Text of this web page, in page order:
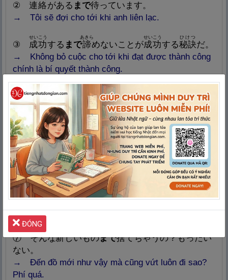
② 連
nối
絡がある まで待っています。
→ Tôi sẽ đợi cho tới khi anh liên lạc.
③ 成功
せいこう
する まで諦
Nghĩa: Xét kỹ, rõ. Chữ nhà Phật
あきら
めないことが成功
せいこう
する秘訣
ひけつ
だ。
→ Không bỏ cuộc cho tới khi đạt được thành công
chính là bí quyết thành công.
④ この魚は骨 まで食べられますよ。
→ Cá này đến cả xương cũng ăn được đấy.
⑤ あなたまで私を疑
うたが
うのですか。
→ Đến anh mà cũng nghi ngờ tôi sao?
⑥忙
いそが
しいのは分
Nghĩa: Chia cắt, phân chia,
lượng từ đếm thời gian
わ
かりますが、お 正月まで働
はたら
くん
ですか。
→ Em biết là anh bận rồi nhưng đến tận Tết mà vẫn
làm việc ư?
⑦ そんな新しいものまで捨てちゃうの？もったい
ない。
→ Đến đồ mới như vậy mà cũng vứt luôn đi sao?
Phí quá.
ĐÓNG